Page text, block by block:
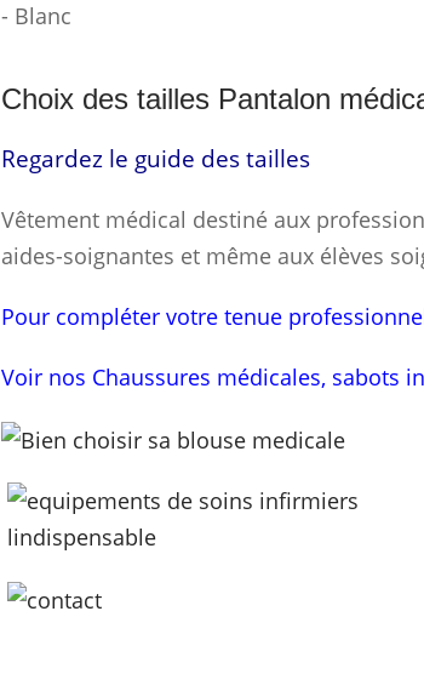
- Blanc
Choix des tailles Pantalon
Regardez le guide des tailles
Vêtement médical destiné aux
aides-soignantes et même aux élèves
Pour compléter votre tenue
Voir nos Chaussures médicales, sabots